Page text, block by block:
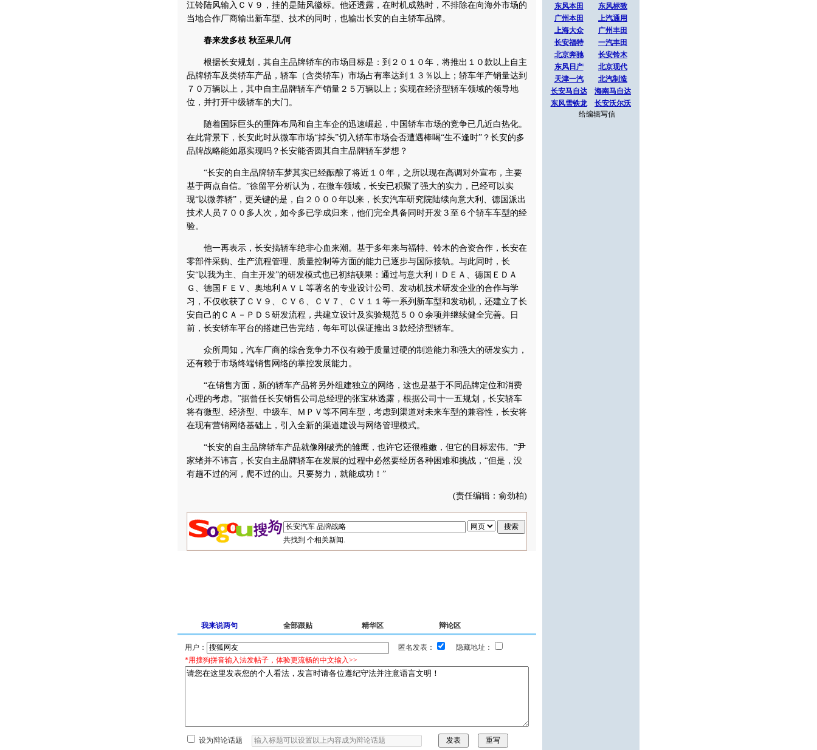
江铃陆风输入ＣＶ９，挂的是陆风徽标。他还透露，在时机成熟时，不排除在向海外市场的
当地合作厂商输出新车型、技术的同时，也输出长安的自主轿车品牌。
春来发多枝 秋至果几何
根据长安规划，其自主品牌轿车的市场目标是：到２０１０年，将推出１０款以上自主
品牌轿车及类轿车产品，轿车（含类轿车）市场占有率达到１３％以上；轿车年产销量达到
７０万辆以上，其中自主品牌轿车产销量２５万辆以上；实现在经济型轿车领域的领导地
位，并打开中级轿车的大门。
随着国际巨头的重阵布局和自主车企的迅速崛起，中国轿车市场的竞争已几近白热化。
在此背景下，长安此时从微车市场“掉头”切入轿车市场会否遭遇棒喝“生不逢时”？长安的多
品牌战略能如愿实现吗？长安能否圆其自主品牌轿车梦想？
“长安的自主品牌轿车梦其实已经酝酿了将近１０年，之所以现在高调对外宣布，主要
基于两点自信。”徐留平分析认为，在微车领域，长安已积聚了强大的实力，已经可以实
现“以微养轿”，更关键的是，自２０００年以来，长安汽车研究院陆续向意大利、德国派出
技术人员７００多人次，如今多已学成归来，他们完全具备同时开发３至６个轿车车型的经
验。
他一再表示，长安搞轿车绝非心血来潮。基于多年来与福特、铃木的合资合作，长安在
零部件采购、生产流程管理、质量控制等方面的能力已逐步与国际接轨。与此同时，长
安“以我为主、自主开发”的研发模式也已初结硕果：通过与意大利ＩＤＥＡ、德国ＥＤＡ
Ｇ、德国ＦＥＶ、奥地利ＡＶＬ等著名的专业设计公司、发动机技术研发企业的合作与学
习，不仅收获了ＣＶ９、ＣＶ６、ＣＶ７、ＣＶ１１等一系列新车型和发动机，还建立了长
安自己的ＣＡ－ＰＤＳ研发流程，共建立设计及实验规范５００余项并继续健全完善。日
前，长安轿车平台的搭建已告完结，每年可以保证推出３款经济型轿车。
众所周知，汽车厂商的综合竞争力不仅有赖于质量过硬的制造能力和强大的研发实力，
还有赖于市场终端销售网络的掌控发展能力。
“在销售方面，新的轿车产品将另外组建独立的网络，这也是基于不同品牌定位和消费
心理的考虑。”据曾任长安销售公司总经理的张宝林透露，根据公司十一五规划，长安轿车
将有微型、经济型、中级车、ＭＰＶ等不同车型，考虑到渠道对未来车型的兼容性，长安将
在现有营销网络基础上，引入全新的渠道建设与网络管理模式。
“长安的自主品牌轿车产品就像刚破壳的雏鹰，也许它还很稚嫩，但它的目标宏伟。”尹
家绪并不讳言，长安自主品牌轿车在发展的过程中必然要经历各种困难和挑战，“但是，没
有趟不过的河，爬不过的山。只要努力，就能成功！”
(责任编辑：俞劲柏)
共找到 个相关新闻.
我来说两句 全部跟贴 精华区 辩论区
用户： 匿名发表：
隐藏地址：
*用搜狗拼音输入法发帖子，体验更流畅的中文输入>>
设为辩论话题
东风本田
东风标致
广州本田
上汽通用
上海大众
广州丰田
长安福特
一汽丰田
北京奔驰
长安铃木
东风日产
北京现代
天津一汽
北汽制造
长安马自达
海南马自达
东风雪铁龙
长安沃尔沃
给编辑写信